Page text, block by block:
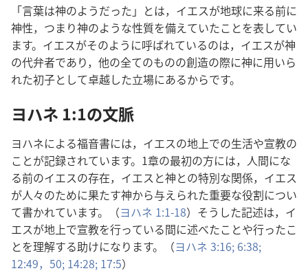
「言葉は神のようだった」とは，イエスが地球に来る前に
神性，つまり神のような性質を備えていたことを表してい
ます。イエスがそのように呼ばれているのは，イエスが神
の代弁者であり， 他の全てのものの創造の際に神に用いら
れた初子として卓越した立場にあるからです。
ヨハネ 1:1の文脈
ヨハネによる福音書には，イエスの地 上での生活や宣教の
ことが記録されています。1章の最初の方には， 人間にな
る前のイエスの存在，イエスと神との特別な関係，イエス
が人々のために果たす神から与えられた重要な役割につい
て書かれています。（ヨハネ 1:1-18）そうした記述は，イ
エスが地 上で宣教を行っている間に述べたことや行ったこ
とを理解する助けになります。（ヨハネ 3:16; 6:38;
12:49，50; 14:28; 17:5）